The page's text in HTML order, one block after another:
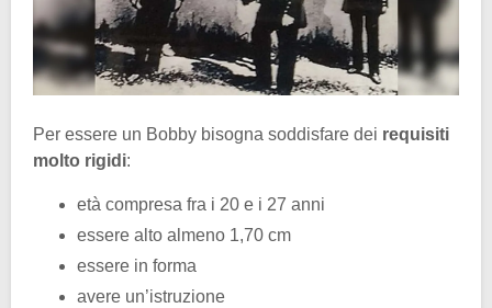
Per essere un Bobby bisogna soddisfare dei requisiti
molto rigidi:
età compresa fra i 20 e i 27 anni
essere alto almeno 1,70 cm
essere in forma
avere un’istruzione